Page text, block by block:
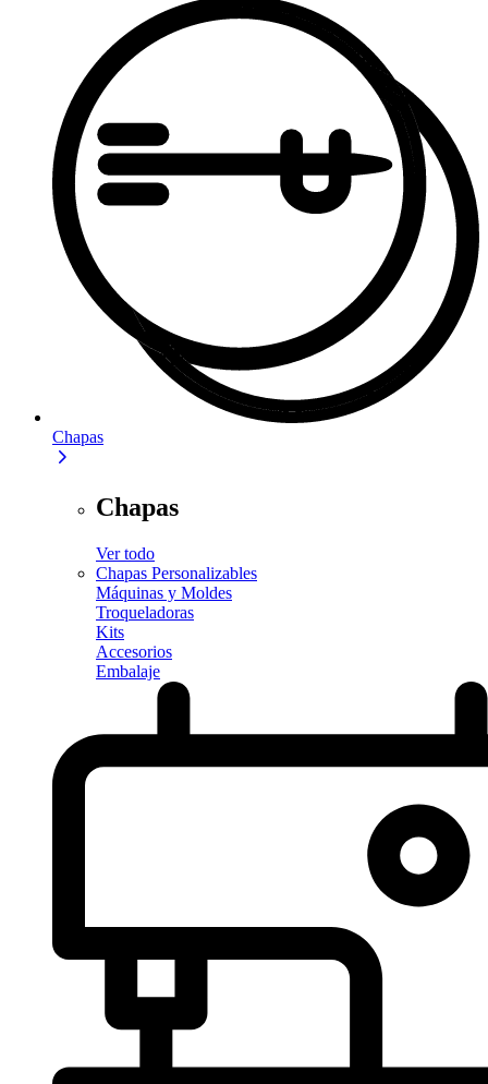
Chapas
Chapas
Ver todo
Chapas Personalizables
Máquinas y Moldes
Troqueladoras
Kits
Accesorios
Embalaje